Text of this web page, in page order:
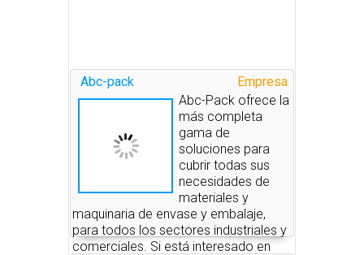
Empresa
Abc-pack
Abc-Pack ofrece la
más completa
gama de
soluciones para
cubrir todas sus
necesidades de
materiales y
maquinaria de envase y embalaje,
para todos los sectores industriales y
comerciales. Si está interesado en